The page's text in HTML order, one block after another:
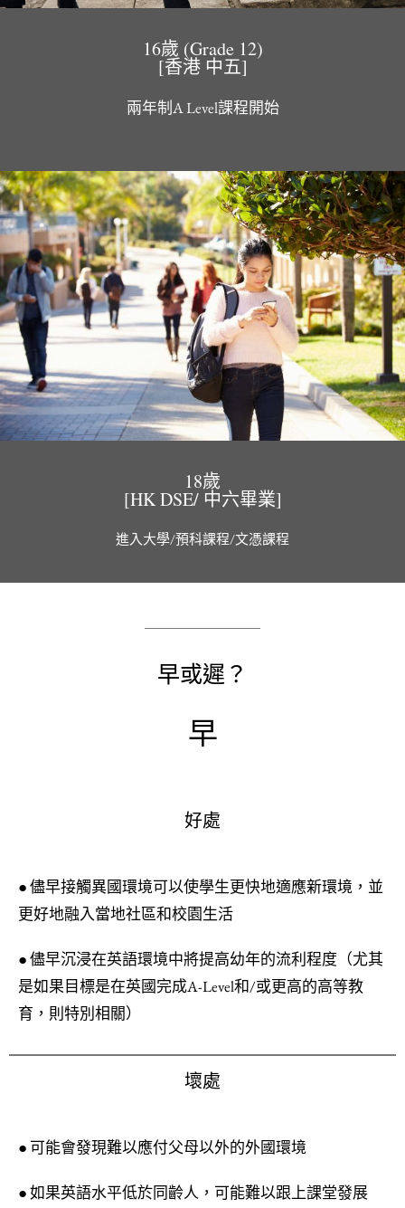
16歲 (Grade 12)
[香港 中五]
兩年制A Level課程開始
18歲
[HK DSE/ 中六畢業]
進入大學/預科課程/文憑課程
早或遲？
早
好處
● 儘早接觸異國環境可以使學生更快地適應新環境，並
更好地融入當地社區和校園生活
● 儘早沉浸在英語環境中將提高幼年的流利程度（尤其
是如果目標是在英國完成A-Level和/或更高的高等教
育，則特別相關）
壞處
● 可能會發現難以應付父母以外的外國環境
● 如果英語水平低於同齡人，可能難以跟上課堂發展